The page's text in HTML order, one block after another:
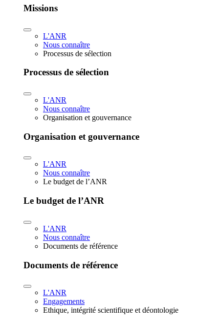
Missions
L'ANR
Nous connaître
Processus de sélection
Processus de sélection
L'ANR
Nous connaître
Organisation et gouvernance
Organisation et gouvernance
L'ANR
Nous connaître
Le budget de l’ANR
Le budget de l’ANR
L'ANR
Nous connaître
Documents de référence
Documents de référence
L'ANR
Engagements
Ethique, intégrité scientifique et déontologie